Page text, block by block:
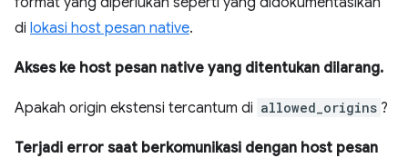
di lokasi host pesan native.
Akses ke host pesan native yang ditentukan dilarang.
Apakah origin ekstensi tercantum di allowed_origins ?
Terjadi error saat berkomunikasi dengan host pesan